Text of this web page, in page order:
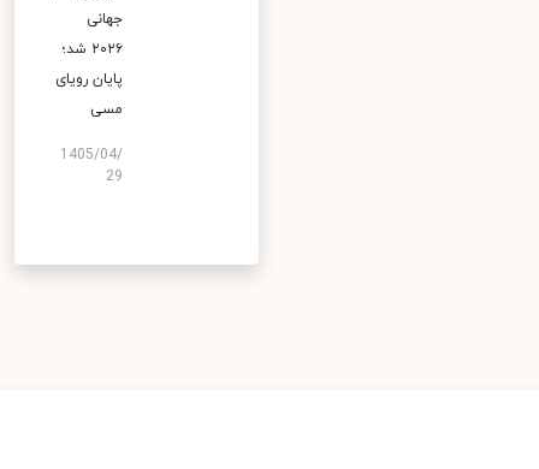
جهانی
۲۰۲۶ شد؛
پایان رویای
مسی
1405/04/
29